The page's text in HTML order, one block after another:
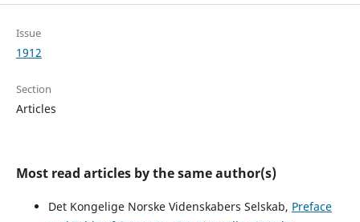
Issue
1912
Section
Articles
Most read articles by the same author(s)
Det Kongelige Norske Videnskabers Selskab, Preface